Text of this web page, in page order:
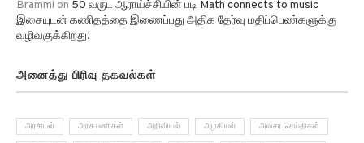
Brammi on 50 வருட ஆராய்ச்சியின் படி Math connects to music
இசையுடன் கணிதத்தை இணைப்பது அதிக தேர்வு மதிப்பெண்களுக்கு
வழிவகுக்கிறது!
அனைத்து பிரிவு தகவல்கள்
அரசியல் அரசு பணிகள் அறிவியல் அழகியல் அவசர செய்திகள்